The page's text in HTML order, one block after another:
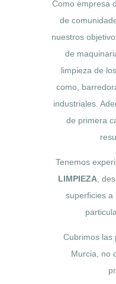
Como empresa
de
nuestros
de
limpieza de
como,
industriales.
de primera
Tenemos
LIMPIEZA ,
superficies a
Cubrimos las
Murcia, no